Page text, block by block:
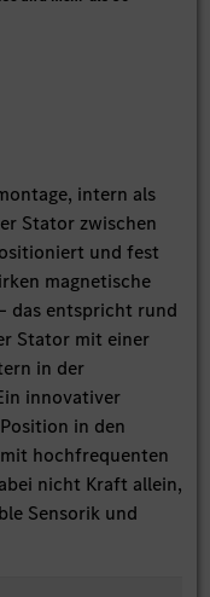
intern als
Stator zwischen
und fest
magnetische
das entspricht rund
Stator mit einer
in der
innovativer
in den
hochfrequenten
nicht Kraft allein,
Sensorik und